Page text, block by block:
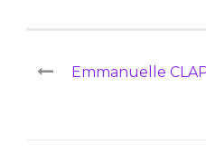
Emmanuelle